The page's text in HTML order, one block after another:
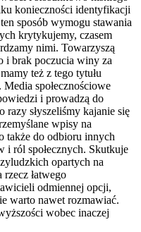
konieczności identyfikacji
sposób wymogu stawania
krytykujemy, czasem
nimi. Towarzyszą
i brak poczucia winy za
też z tego tytułu
społecznościowe
i prowadzą do
słyszeliśmy kajanie się
wpisy na
także do odbioru innych
i ról społecznych. Skutkuje
opartych na
łatwego
odmiennej opcji,
warto nawet rozmawiać.
wobec inaczej